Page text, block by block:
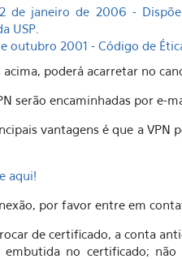
de janeiro de 2006 -
USP.
outubro 2001 - Código de
poderá acarretar no
serão encaminhadas por e-
vantagens é que a VPN
aqui!
por favor entre em
de certificado, a conta
embutida no certificado;